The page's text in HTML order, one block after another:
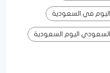
في السعودية
اليوم السعودية